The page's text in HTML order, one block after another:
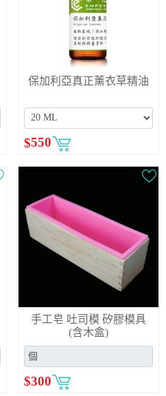
保加利亞真正薰衣草精油
$550
手工皂 吐司模 矽膠模具
(含木盒)
$300